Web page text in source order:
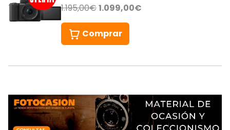
1.195,00€1.099,00€
Comprar